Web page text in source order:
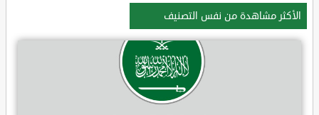
الأكثر مشاهدة من نفس التصنيف